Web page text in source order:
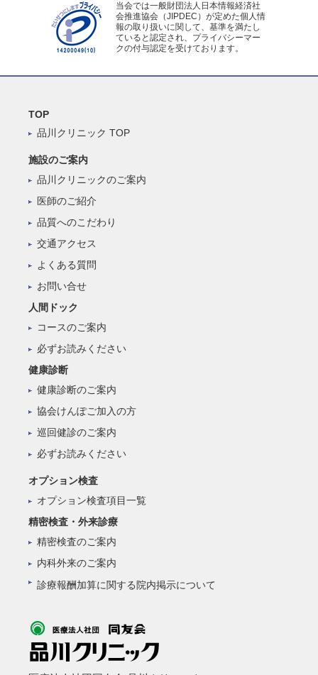
当会では一般財団法人日本情報経済社
会推進協会（JIPDEC）が定めた個人情
報の取り扱いに関して、基準を満たし
ていると認定され、プライバシーマー
クの付与認定を受けております。
TOP
品川クリニック TOP
施設のご案内
品川クリニックのご案内
医師のご紹介
品質へのこだわり
交通アクセス
よくある質問
お問い合せ
人間ドック
コースのご案内
必ずお読みください
健康診断
健康診断のご案内
協会けんぽご加入の方
巡回健診のご案内
必ずお読みください
オプション検査
オプション検査項目一覧
精密検査・外来診療
精密検査のご案内
内科外来のご案内
診療報酬加算に関する院内掲示について